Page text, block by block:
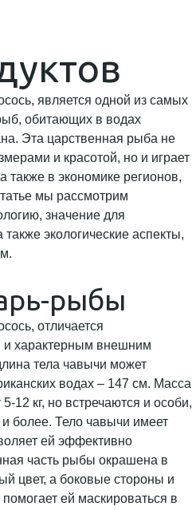
является одной из самых
обитающих в водах
Эта царственная рыба не
и красотой, но и играет
также в экономике регионов,
мы рассмотрим
значение для
экологические аспекты,
рыбы
отличается
характерным внешним
тела чавычи может
водах – 147 см. Масса
12 кг, но встречаются и особи,
и более. Тело чавычи имеет
ей эффективно
часть рыбы окрашена в
цвет, а боковые стороны и
ей маскироваться в